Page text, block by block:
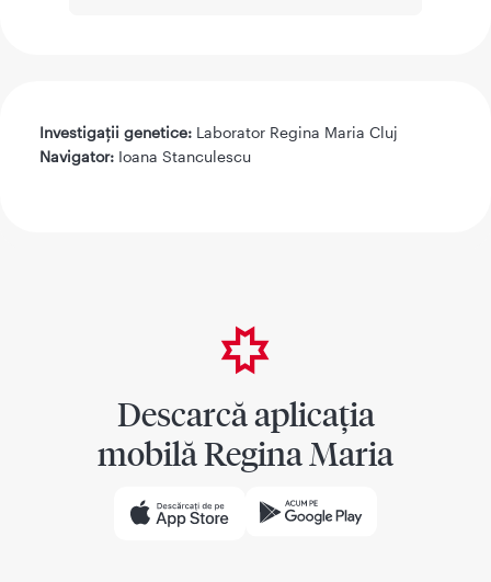
Investigații genetice: Laborator Regina Maria Cluj
Navigator: Ioana Stanculescu
Descarcă aplicația
mobilă Regina Maria